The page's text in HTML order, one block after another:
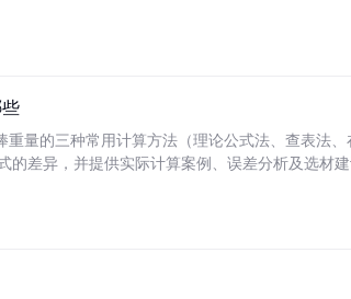
重量的三种常用计算方法（理论公式法、查表法
的差异，并提供实际计算案例、误差分析及选材